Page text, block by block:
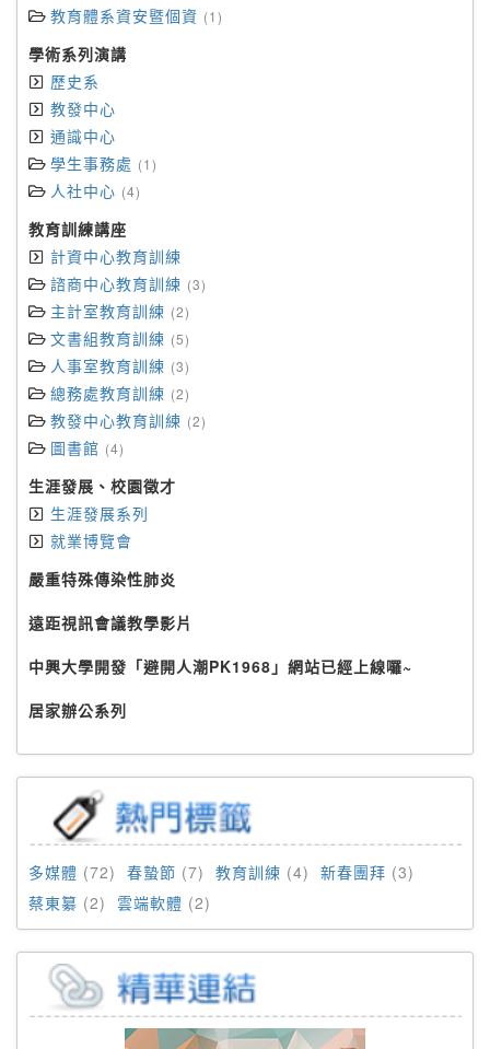
教育體系資安暨個資 (1)
學術系列演講
歷史系
教發中心
通識中心
學生事務處 (1)
人社中心 (4)
教育訓練講座
計資中心教育訓練
諮商中心教育訓練 (3)
主計室教育訓練 (2)
文書組教育訓練 (5)
人事室教育訓練 (3)
總務處教育訓練 (2)
教發中心教育訓練 (2)
圖書館 (4)
生涯發展、校園徵才
生涯發展系列
就業博覽會
嚴重特殊傳染性肺炎
遠距視訊會議教學影片
中興大學開發「避開人潮PK1968」網站已經上線囉~
居家辦公系列
多媒體 (72) 春蟄節 (7) 教育訓練 (4) 新春團拜 (3)
蔡東纂 (2) 雲端軟體 (2)